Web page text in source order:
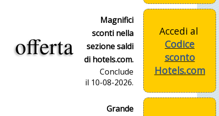
offerta
Magnifici
sconti nella
sezione saldi
di hotels.com.
Conclude
il 10-08-2026.
Accedi al
Codice
sconto
Hotels.com
Grande